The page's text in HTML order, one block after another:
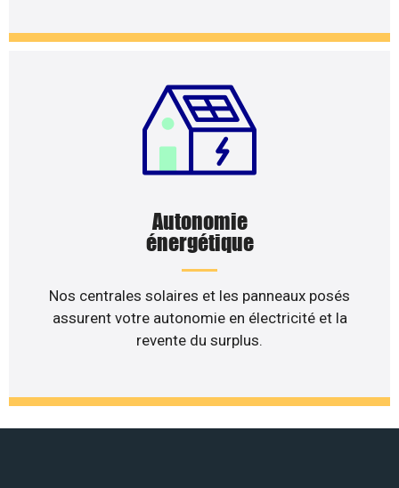
Autonomie
énergétique
Nos centrales solaires et les panneaux posés
assurent votre autonomie en électricité et la
revente du surplus.